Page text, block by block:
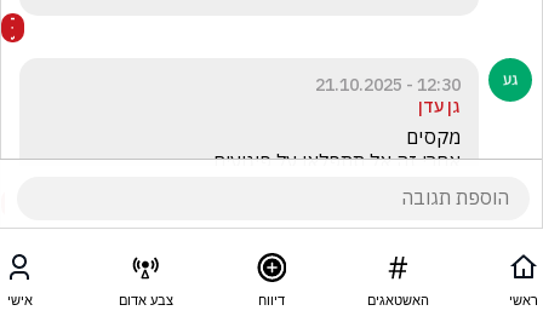
12:30 - 21.10.2025
גן עדן
אחרי זה אל תתפלאו על פיגועים
ראשי האשטאגים דיווח צבע אדום אישי